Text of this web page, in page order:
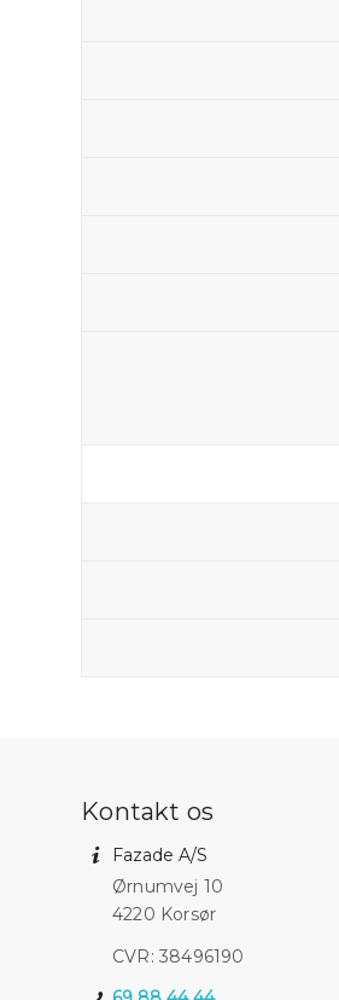
Kontakt os
Fazade A/S
Ørnumvej 10
4220 Korsør
CVR: 38496190